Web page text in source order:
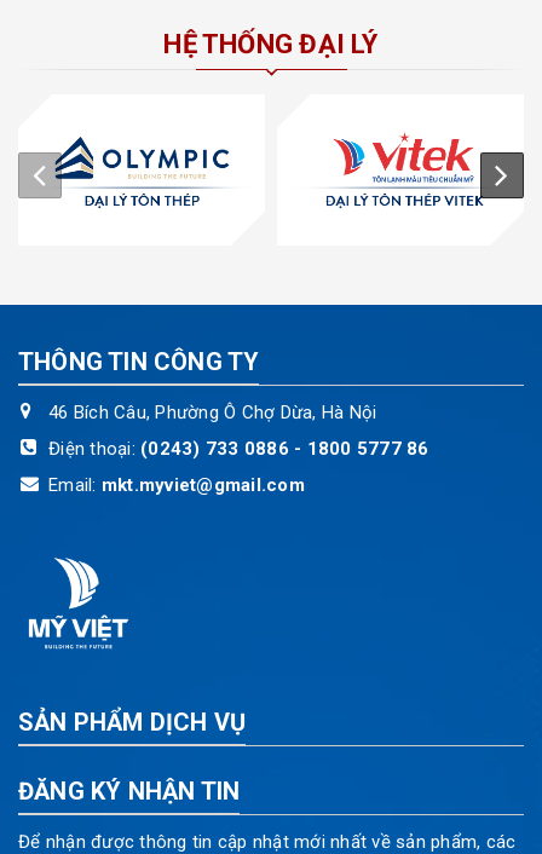
HỆ THỐNG ĐẠI LÝ
THÔNG TIN CÔNG TY
46 Bích Câu, Phường Ô Chợ Dừa, Hà Nội
Điện thoại: (0243) 733 0886 - 1800 5777 86
Email: mkt.myviet@gmail.com
SẢN PHẨM DỊCH VỤ
ĐĂNG KÝ NHẬN TIN
Để nhận được thông tin cập nhật mới nhất về sản phẩm, các